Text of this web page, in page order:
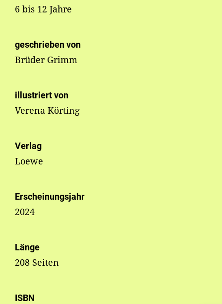
6 bis 12 Jahre
geschrieben von
Brüder Grimm
illustriert von
Verena Körting
Verlag
Loewe
Erscheinungsjahr
2024
Länge
208 Seiten
ISBN